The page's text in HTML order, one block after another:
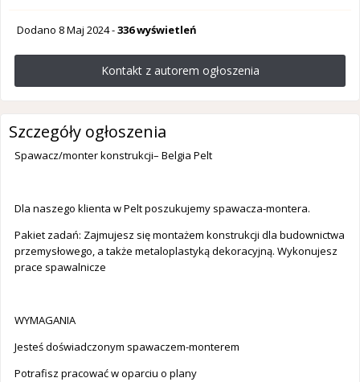
Dodano 8 Maj 2024-336 wyświetleń
Kontakt z autorem ogłoszenia
Szczegóły ogłoszenia
Spawacz/monter konstrukcji– Belgia Pelt
Dla naszego klienta w Pelt poszukujemy spawacza-montera.
Pakiet zadań: Zajmujesz się montażem konstrukcji dla budownictwa
przemysłowego, a także metaloplastyką dekoracyjną. Wykonujesz
prace spawalnicze
WYMAGANIA
Jesteś doświadczonym spawaczem-monterem
Potrafisz pracować w oparciu o plany